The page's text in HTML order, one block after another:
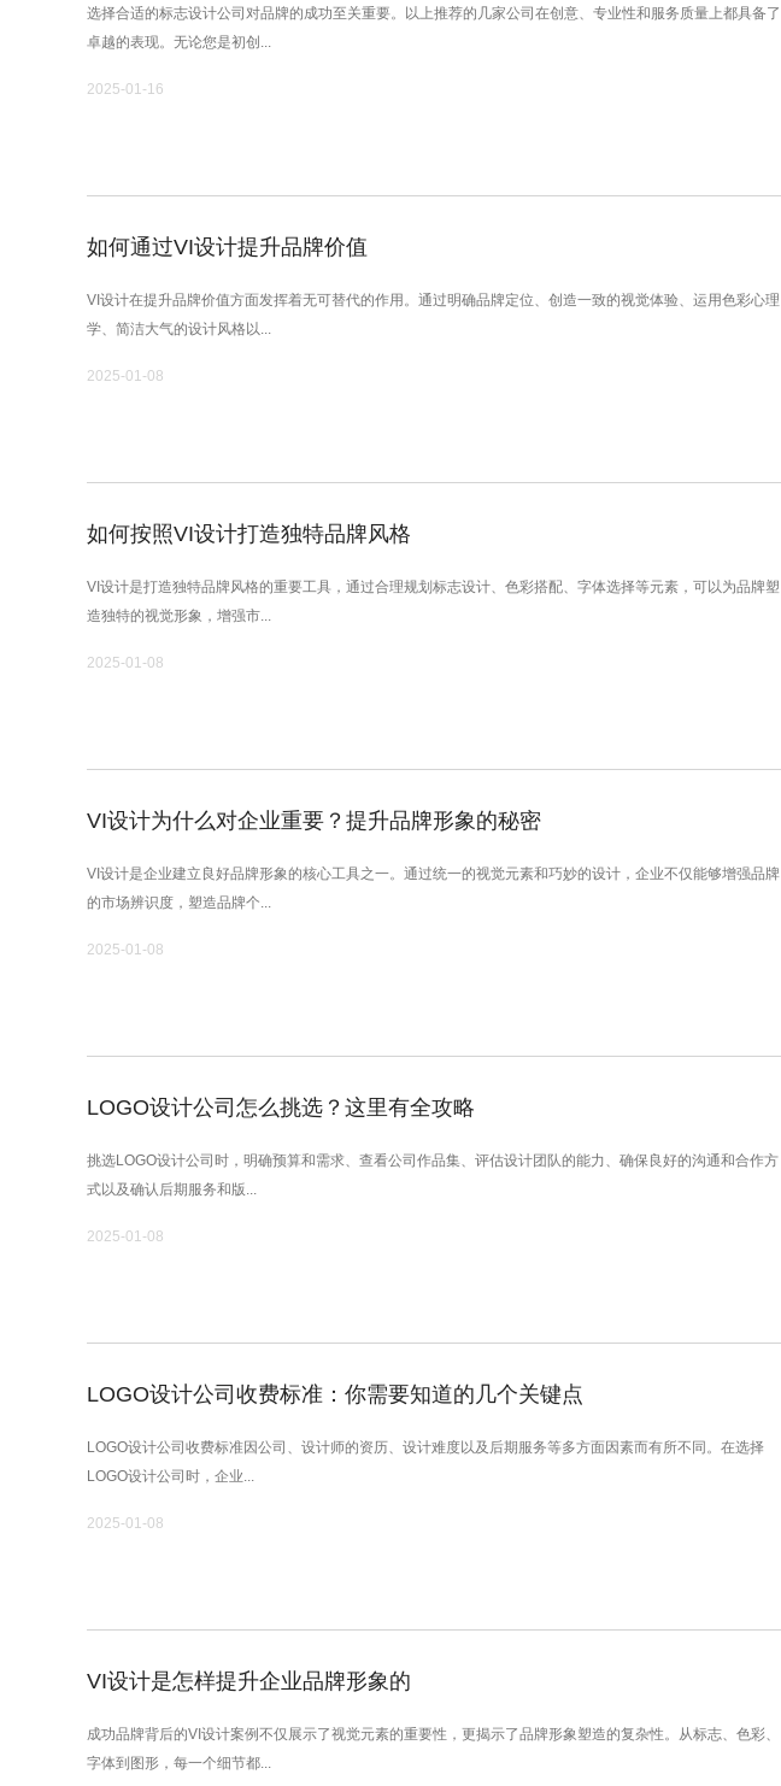
选择合适的标志设计公司对品牌的成功至关重要。以上推荐的几家公司在创意、专业性和服务质量上都具备了
卓越的表现。无论您是初创...
2025-01-16
如何通过VI设计提升品牌价值
VI设计在提升品牌价值方面发挥着无可替代的作用。通过明确品牌定位、创造一致的视觉体验、运用色彩心理
学、简洁大气的设计风格以...
2025-01-08
如何按照VI设计打造独特品牌风格
VI设计是打造独特品牌风格的重要工具，通过合理规划标志设计、色彩搭配、字体选择等元素，可以为品牌塑
造独特的视觉形象，增强市...
2025-01-08
VI设计为什么对企业重要？提升品牌形象的秘密
VI设计是企业建立良好品牌形象的核心工具之一。通过统一的视觉元素和巧妙的设计，企业不仅能够增强品牌
的市场辨识度，塑造品牌个...
2025-01-08
LOGO设计公司怎么挑选？这里有全攻略
挑选LOGO设计公司时，明确预算和需求、查看公司作品集、评估设计团队的能力、确保良好的沟通和合作方
式以及确认后期服务和版...
2025-01-08
LOGO设计公司收费标准：你需要知道的几个关键点
LOGO设计公司收费标准因公司、设计师的资历、设计难度以及后期服务等多方面因素而有所不同。在选择
LOGO设计公司时，企业...
2025-01-08
VI设计是怎样提升企业品牌形象的
成功品牌背后的VI设计案例不仅展示了视觉元素的重要性，更揭示了品牌形象塑造的复杂性。从标志、色彩、
字体到图形，每一个细节都...